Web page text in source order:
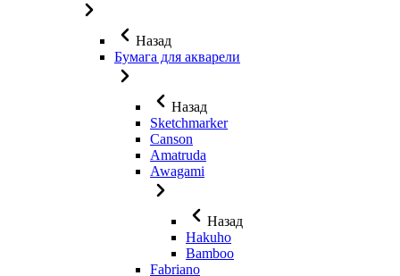
Назад
Бумага для акварели
Назад
Sketchmarker
Canson
Amatruda
Awagami
Назад
Hakuho
Bamboo
Fabriano